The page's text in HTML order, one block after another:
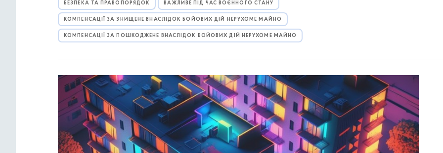
БЕЗПЕКА ТА ПРАВОПОРЯДОК ВАЖЛИВЕ ПІД ЧАС ВОЄННОГО СТАНУ
КОМПЕНСАЦІЇ ЗА ЗНИЩЕНЕ ВНАСЛІДОК БОЙОВИХ ДІЙ НЕРУХОМЕ МАЙНО
КОМПЕНСАЦІЇ ЗА ПОШКОДЖЕНЕ ВНАСЛІДОК БОЙОВИХ ДІЙ НЕРУХОМЕ МАЙНО